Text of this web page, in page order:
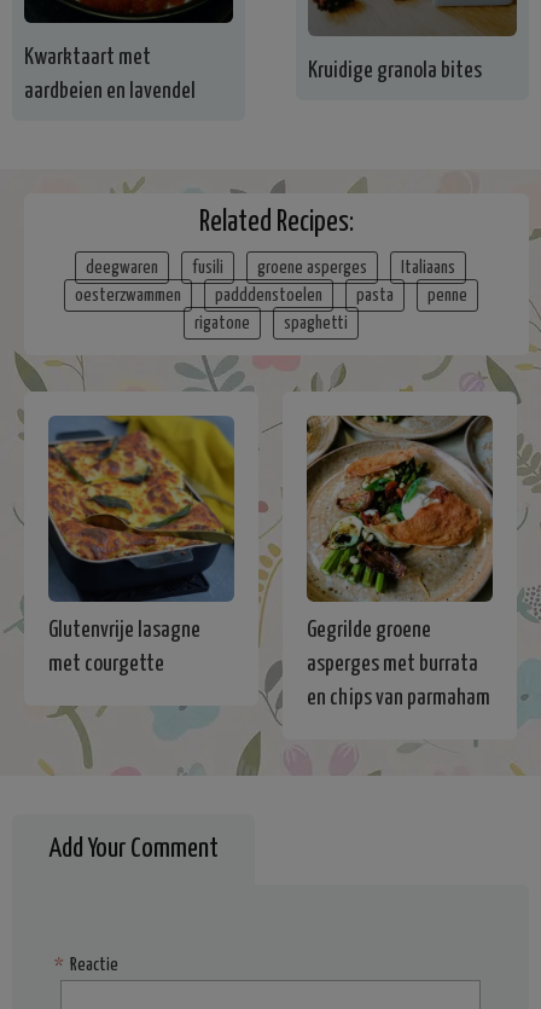
Kwarktaart met
aardbeien en lavendel
Kruidige granola bites
Related Recipes:
deegwaren fusili groene asperges
Italiaans
oesterzwammen
padddenstoelen pasta
penne
rigatone
spaghetti
Glutenvrije lasagne
met courgette
Gegrilde groene
asperges met burrata
en chips van parmaham
Add Your Comment
Reactie
*